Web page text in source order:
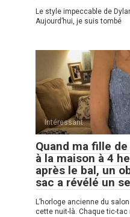
Le style impeccable de
Aujourd’hui, je suis tombé
Intéressant
Quand ma fille
à la maison à 4
après le bal, un
sac a révélé un
L’horloge ancienne du
cette nuit-là. Chaque tic-